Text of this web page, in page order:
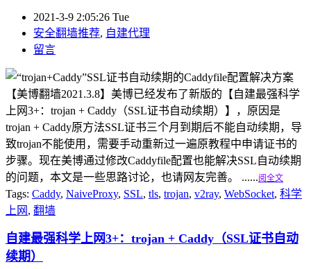
2021-3-9 2:05:26 Tue
安全翻墙推荐, 自建代理
留言
【美博翻墙2021.3.8】美博已经发布了新版的【自建最强科学
上网3+：trojan + Caddy（SSL证书自动续期）】，原因是
trojan + Caddy原方法SSL证书三个月到期后不能自动续期，导
致trojan不能使用，需要手动重新过一遍原教程中申请证书的
步骤。现在美博通过修改Caddyfile配置也能解决SSL自动续期
的问题，本文是一些思路讨论，也请网友完善。 ......阅全文
Tags: Caddy, NaiveProxy, SSL, tls, trojan, v2ray, WebSocket, 科学
上网 , 翻墙
自建最强科学上网3+：trojan + Caddy（SSL证书自动
续期）